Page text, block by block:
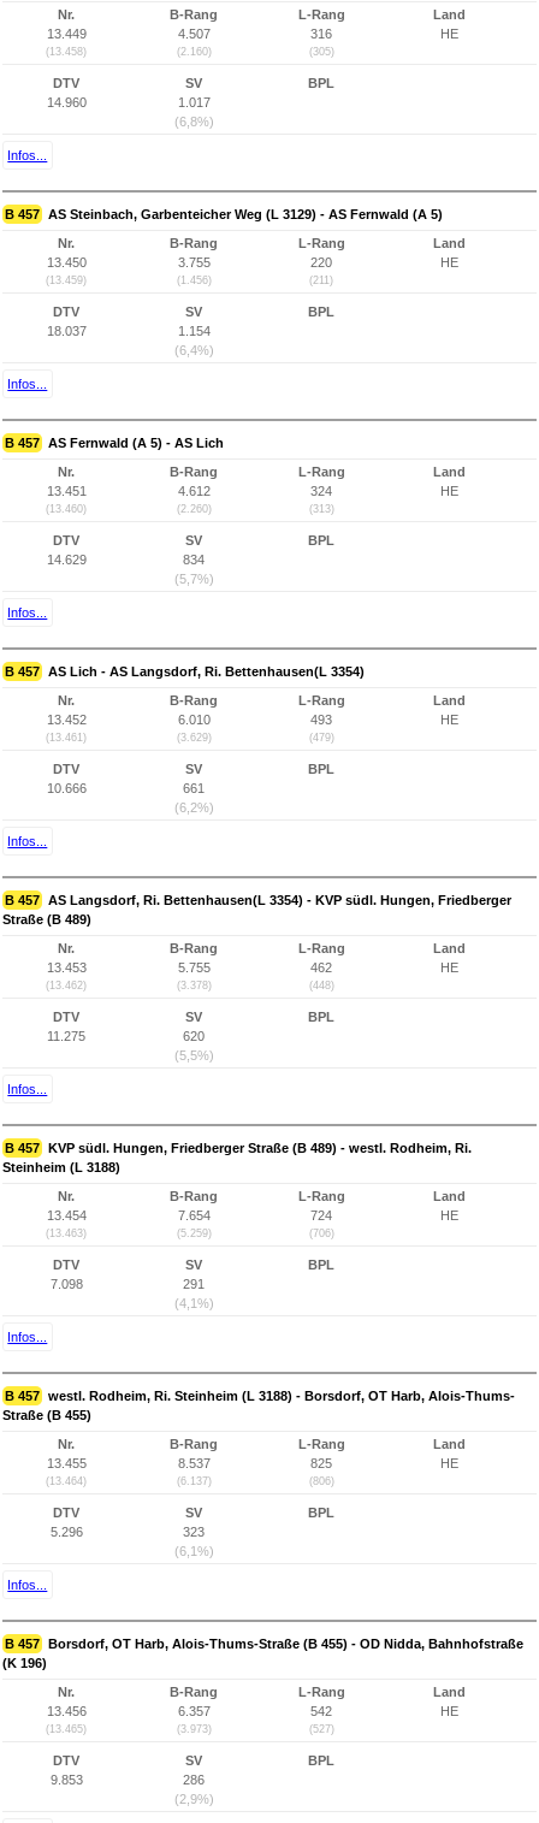
Nr.
13.449
(13.458)
B-Rang
4.507
(2.160)
L-Rang
316
(305)
Land
HE
DTV
14.960
SV
1.017
(6,8%)
BPL
Infos...
B 457 AS Steinbach, Garbenteicher Weg (L 3129) - AS Fernwald (A 5)
Nr.
13.450
(13.459)
B-Rang
3.755
(1.456)
L-Rang
220
(211)
Land
HE
DTV
18.037
SV
1.154
(6,4%)
BPL
Infos...
B 457 AS Fernwald (A 5) - AS Lich
Nr.
13.451
(13.460)
B-Rang
4.612
(2.260)
L-Rang
324
(313)
Land
HE
DTV
14.629
SV
834
(5,7%)
BPL
Infos...
B 457 AS Lich - AS Langsdorf, Ri. Bettenhausen(L 3354)
Nr.
13.452
(13.461)
B-Rang
6.010
(3.629)
L-Rang
493
(479)
Land
HE
DTV
10.666
SV
661
(6,2%)
BPL
Infos...
B 457 AS Langsdorf, Ri. Bettenhausen(L 3354) - KVP südl. Hungen, Friedberger
Straße (B 489)
Nr.
13.453
(13.462)
B-Rang
5.755
(3.378)
L-Rang
462
(448)
Land
HE
DTV
11.275
SV
620
(5,5%)
BPL
Infos...
B 457 KVP südl. Hungen, Friedberger Straße (B 489) - westl. Rodheim, Ri.
Steinheim (L 3188)
Nr.
13.454
(13.463)
B-Rang
7.654
(5.259)
L-Rang
724
(706)
Land
HE
DTV
7.098
SV
291
(4,1%)
BPL
Infos...
B 457 westl. Rodheim, Ri. Steinheim (L 3188) - Borsdorf, OT Harb, Alois-Thums-
Straße (B 455)
Nr.
13.455
(13.464)
B-Rang
8.537
(6.137)
L-Rang
825
(806)
Land
HE
DTV
5.296
SV
323
(6,1%)
BPL
Infos...
B 457 Borsdorf, OT Harb, Alois-Thums-Straße (B 455) - OD Nidda, Bahnhofstraße
(K 196)
Nr.
13.456
(13.465)
B-Rang
6.357
(3.973)
L-Rang
542
(527)
Land
HE
DTV
9.853
SV
286
(2,9%)
BPL